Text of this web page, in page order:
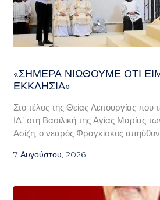
«ΣΉΜΕΡΑ ΝΙΏΘΟΥΜΕ ΌΤΙ
ΕΚΚΛΗΣΊΑ»
Στο τέλος της Θείας Λειτουργίας
ΙΔ΄ στη Βασιλική της Αγίας Μαρίας
Ασίζη, ο νεαρός Φραγκίσκος
7 Αυγούστου, 2026